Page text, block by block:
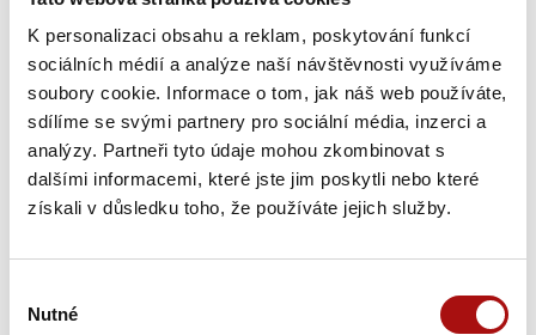
K personalizaci obsahu a reklam, poskytování funkcí
sociálních médií a analýze naší návštěvnosti využíváme
soubory cookie. Informace o tom, jak náš web používáte,
sdílíme se svými partnery pro sociální média, inzerci a
analýzy. Partneři tyto údaje mohou zkombinovat s
dalšími informacemi, které jste jim poskytli nebo které
získali v důsledku toho, že používáte jejich služby.
souhlasu
Nutné
15. 08. 2026
Den otevřených sklepů ve Vinařství Dufek,
Svatobořice-Mistřín
15. 08. - 16. 08. 2026
Noční otevřené sklepy, Moravská Nová Ves